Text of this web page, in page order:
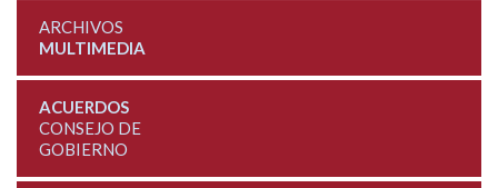
ARCHIVOS
MULTIMEDIA
ACUERDOS
CONSEJO DE
GOBIERNO